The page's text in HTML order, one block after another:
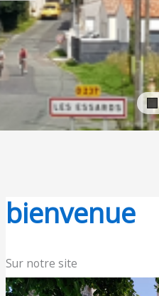
bienvenue
Sur notre site